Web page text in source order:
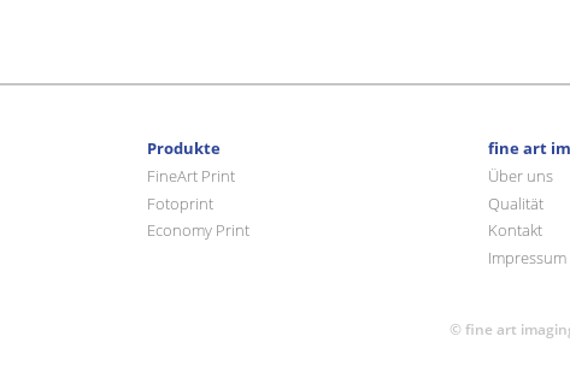
Produkte
FineArt Print
Fotoprint
Economy Print
fine art
Über uns
Qualität
Kontakt
Impressum
© fine art